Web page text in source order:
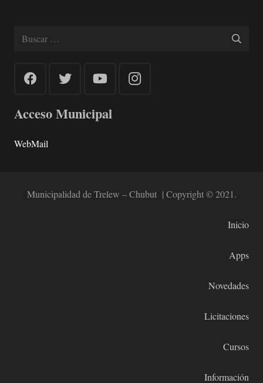
Buscar:
Acceso Municipal
WebMail
Municipalidad de Trelew – Chubut | Copyright © 2021.
Inicio
Apps
Novedades
Licitaciones
Cursos
Información